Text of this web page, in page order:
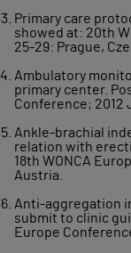
Primary care
showed at: 20th
25-29: Prague,
Ambulatory
primary center.
Conference; 2012
Ankle-brachial
relation with
18th WONCA
Austria.
Anti-aggregation
submit to clinic
Europe